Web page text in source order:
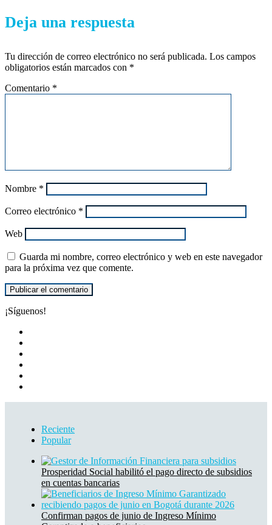
Deja una respuesta
Tu dirección de correo electrónico no será publicada. Los campos
obligatorios están marcados con *
Comentario *
Nombre *
Correo electrónico *
Web
Guarda mi nombre, correo electrónico y web en este navegador
para la próxima vez que comente.
¡Síguenos!
Reciente
Popular
Prosperidad Social habilitó el pago directo de subsidios
en cuentas bancarias
Confirman pagos de junio de Ingreso Mínimo